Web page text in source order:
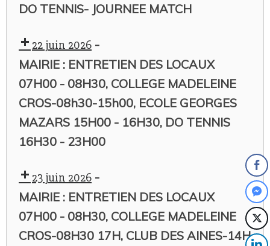
DO TENNIS- JOURNEE MATCH
22 juin 2026 -
MAIRIE : ENTRETIEN DES LOCAUX
07H00 - 08H30, COLLEGE MADELEINE
CROS-08h30-15h00, ECOLE GEORGES
MAZARS 15H00 - 16H30, DO TENNIS
16H30 - 23H00
23 juin 2026 -
MAIRIE : ENTRETIEN DES LOCAUX
07H00 - 08H30, COLLEGE MADELEINE
CROS-08H30 17H, CLUB DES AINES-14H